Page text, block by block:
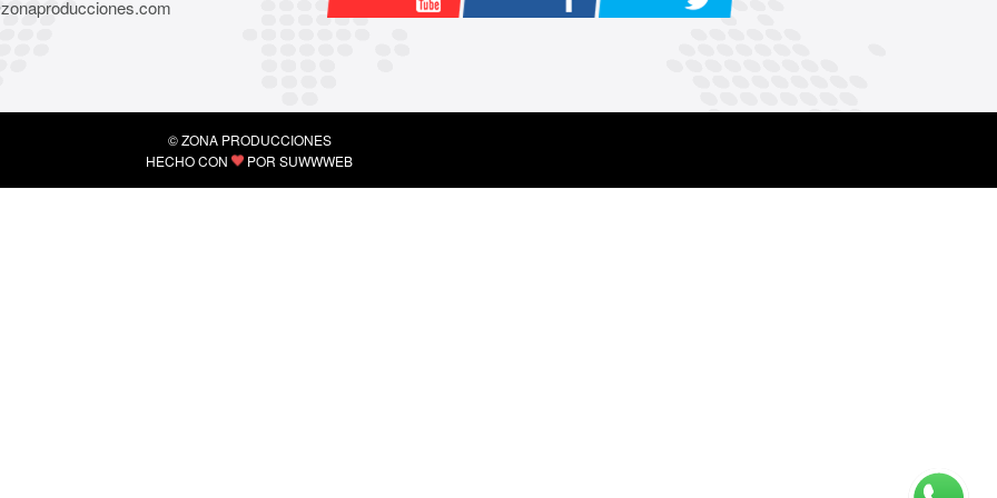
© ZONA PRODUCCIONES
HECHO CON
POR SUWWWEB